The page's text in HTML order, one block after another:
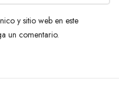
y sitio web en este
un comentario.